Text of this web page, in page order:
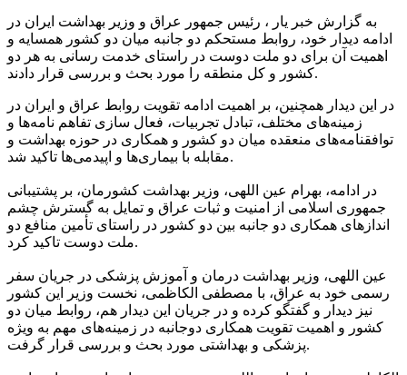
به گزارش خبر یار ، رئیس جمهور عراق و وزیر بهداشت ایران در
ادامه دیدار خود، روابط مستحکم دو جانبه میان دو کشور همسایه و
اهمیت آن برای دو ملت دوست در راستای خدمت رسانی به هر دو
کشور و کل منطقه را مورد بحث و بررسی قرار دادند.
در این دیدار همچنین، بر اهمیت ادامه تقویت روابط عراق و ایران در
زمینه‌های مختلف، تبادل تجربیات، فعال سازی تفاهم نامه‌ها و
توافقنامه‌های منعقده میان دو کشور و همکاری در حوزه بهداشت و
مقابله با بیماری‌ها و اپیدمی‌ها تاکید شد.
در ادامه، بهرام عین اللهی، وزیر بهداشت کشورمان، بر پشتیبانی
جمهوری اسلامی از امنیت و ثبات عراق و تمایل به گسترش چشم
اندازهای همکاری دو جانبه بین دو کشور در راستای تأمین منافع دو
ملت دوست تاکید کرد.
عین اللهی، وزیر بهداشت درمان و آموزش پزشکی در جریان سفر
رسمی خود به عراق، با مصطفی الکاظمی، نخست وزیر این کشور
نیز دیدار و گفتگو کرده و در جریان این دیدار هم، روابط میان دو
کشور و اهمیت تقویت همکاری دوجانبه در زمینه‌های مهم به ویژه
پزشکی و بهداشتی مورد بحث و بررسی قرار گرفت.